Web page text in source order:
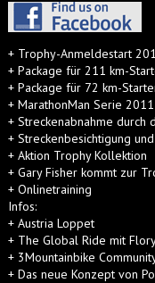
+ Trophy-Anmeldestart
+ Package für 211 km-
+ Package für 72 km-
+ MarathonMan Serie 2011
+ Streckenabnahme durch
+ Streckenbesichtigung
+ Aktion Trophy Kollektion
+ Gary Fisher kommt zur
+ Onlinetraining
Infos:
+ Austria Loppet
+ The Global Ride mit
+ 3Mountainbike
+ Das neue Konzept von